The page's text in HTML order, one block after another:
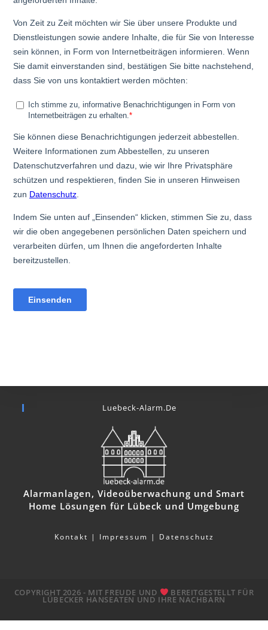
Luebeck-Alarm.de
Alarmanlagen, Videoüberwachung und Smart
Home Lösungen für Lübeck und Umgebung
Kontakt | Impressum | Datenschutz
COPYRIGHT 2026 - MIT FREUDE UND BEREITGESTELLT FÜR
LÜBECKER HANSEATEN UND IHRE NACHBARN